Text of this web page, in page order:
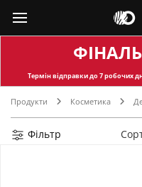
Термін відправкидо 7 робочих
Продукти Косметика
Фільтр